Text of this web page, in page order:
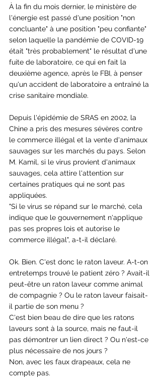
À la fin du mois dernier, le ministère de
l'énergie est passé d'une position "non
concluante" à une position "peu confiante"
selon laquelle la pandémie de COVID-19
était "très probablement" le résultat d'une
fuite de laboratoire, ce qui en fait la
deuxième agence, après le FBI, à penser
qu'un accident de laboratoire a entraîné la
crise sanitaire mondiale.
Depuis l'épidémie de SRAS en 2002, la
Chine a pris des mesures sévères contre
le commerce illégal et la vente d'animaux
sauvages sur les marchés du pays. Selon
M. Kamil, si le virus provient d'animaux
sauvages, cela attire l'attention sur
certaines pratiques qui ne sont pas
appliquées.
"Si le virus se répand sur le marché, cela
indique que le gouvernement n'applique
pas ses propres lois et autorise le
commerce illégal", a-t-il déclaré.
Ok. Bien. C'est donc le raton laveur. A-t-on
entretemps trouvé le patient zéro ? Avait-il
peut-être un raton laveur comme animal
de compagnie ? Ou le raton laveur faisait-
il partie de son menu ?
C'est bien beau de dire que les ratons
laveurs sont à la source, mais ne faut-il
pas démontrer un lien direct ? Ou n'est-ce
plus nécessaire de nos jours ?
Non, avec les faux drapeaux, cela ne
compte pas.